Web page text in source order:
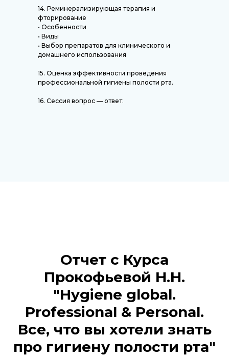
14. Реминерализирующая терапия и
фторирование
• Особенности
• Виды
• Выбор препаратов для клинического и
домашнего использования
15. Оценка эффективности проведения
профессиональной гигиены полости рта.
16. Сессия вопрос — ответ.
Отчет с Курса
Прокофьевой Н.Н.
"Hygiene global.
Professional & Personal.
Все, что вы хотели знать
про гигиену полости рта"